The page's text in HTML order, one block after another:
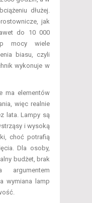
dłużej.
jak
do 10 000
mocy wiele
biasu, czyli
wykonuje w
ma elementów
więc realnie
lata. Lampy są
i wysoką
choć potrafią
Dla osoby,
budżet, brak
argumentem
wymiana lamp